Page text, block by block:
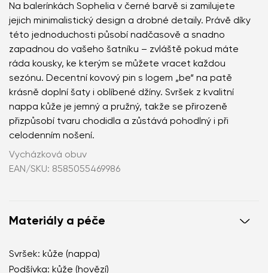
Na balerínkách Sophelia v černé barvě si zamilujete
jejich minimalistický design a drobné detaily. Právě díky
této jednoduchosti působí nadčasově a snadno
zapadnou do vašeho šatníku – zvláště pokud máte
ráda kousky, ke kterým se můžete vracet každou
sezónu. Decentní kovový pin s logem „be“ na patě
krásně doplní šaty i oblíbené džíny. Svršek z kvalitní
nappa kůže je jemný a pružný, takže se přirozeně
přizpůsobí tvaru chodidla a zůstává pohodlný i při
celodenním nošení.
Vycházková obuv
EAN/SKU: 8585055469986
Materiály a péče
Svršek: kůže (nappa)
Podšívka: kůže (hovězí)